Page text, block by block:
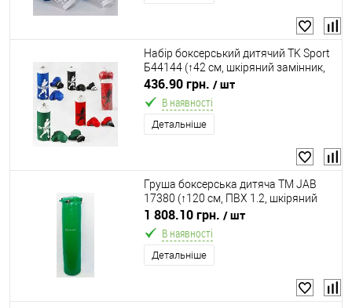
Набір боксерський дитячий TK Sport
Б44144 (↑42 см, шкіряний замінник,
наповнювач: тирса, в комплекті
рукавички, 4 кольори)
436.90 грн. / шт
В наявності
Детальніше
Груша боксерська дитяча ТМ JAB
17380 (↑120 см, ПВХ 1.2, шкіряний
замінник)
1 808.10 грн. / шт
В наявності
Детальніше